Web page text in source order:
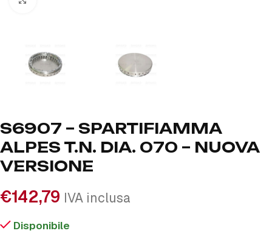
S6907 – SPARTIFIAMMA
ALPES T.N. DIA. 070 – NUOVA
VERSIONE
€142,79 IVA inclusa
Disponibile